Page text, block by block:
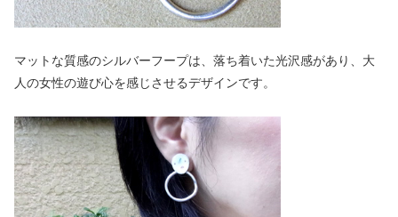
マットな質感のシルバーフープは、落ち着いた光沢感があり、大
人の女性の遊び心を感じさせるデザインです。